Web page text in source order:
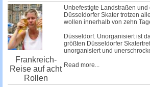
Frankreich-
Reise auf acht
Rollen
Unbefestigte Landstraßen und
Düsseldorfer Skater trotzen
wollen innerhalb von zehn
Düsseldorf. Unorganisiert ist
größten Düsseldorfer
unorganisiert und
Read more...